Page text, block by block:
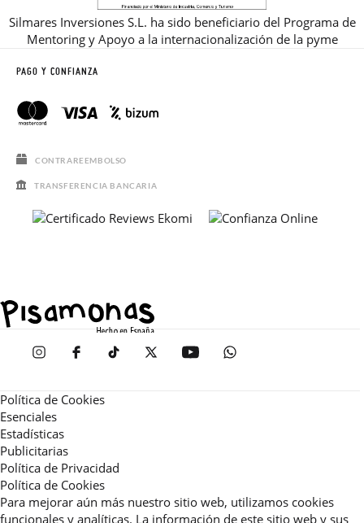
Silmares Inversiones S.L. ha sido beneficiario del Programa de
Mentoring y Apoyo a la internacionalización de la pyme
PAGO Y CONFIANZA
CONTRAREEMBOLSO
TRANSFERENCIA BANCARIA
Política de Cookies
Esenciales
Estadísticas
Publicitarias
Política de Privacidad
Política de Cookies
Para mejorar aún más nuestro sitio web, utilizamos cookies
funcionales y analíticas. La información de este sitio web y sus